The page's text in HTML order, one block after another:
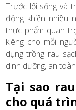
Trước lối sống và
động khiến nhiều
thực phẩm quan
kiêng cho mỗi
dụng trồng rau
dinh dưỡng, an
Tại sao
cho quá